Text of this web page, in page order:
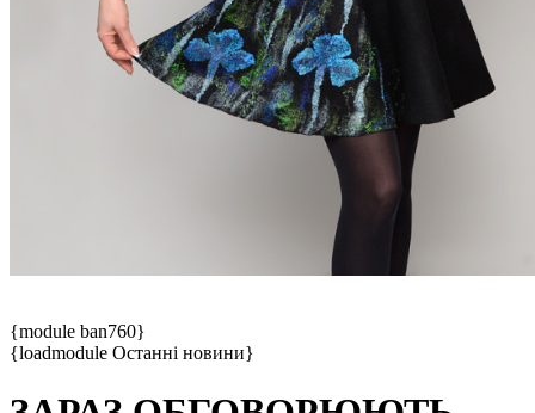
{module ban760}
{loadmodule Останні новини}